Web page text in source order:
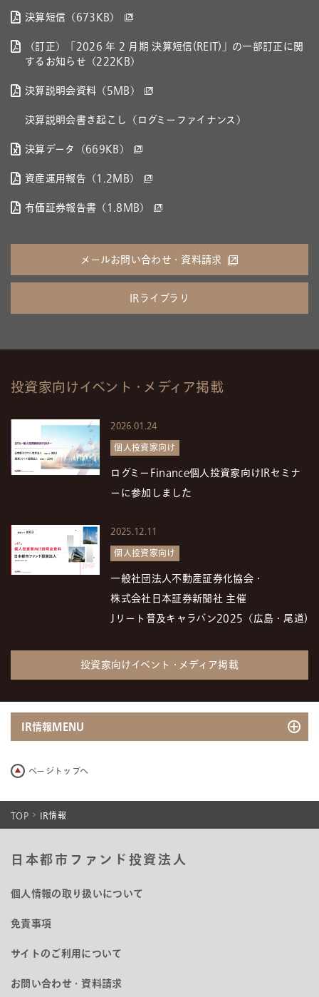
決算短信（673KB）
（訂正）「2026 年 2 月期 決算短信(REIT)」の一部訂正に関
するお知らせ（222KB）
決算説明会資料（5MB）
決算説明会書き起こし（ログミーファイナンス）
決算データ（669KB）
資産運用報告（1.2MB）
有価証券報告書（1.8MB）
メールお問い合わせ・資料請求
IRライブラリ
投資家向けイベント・メディア掲載
2026.01.24
個人投資家向け
ログミーFinance個人投資家向けIRセミナ
ーに参加しました
2025.12.11
個人投資家向け
一般社団法人不動産証券化協会・
株式会社日本証券新聞社 主催
Jリート普及キャラバン2025（広島・尾道)
投資家向けイベント・メディア掲載
IR情報MENU
IRライブラリ
有価証券届出書関連書類
発行登録書関連書類 （投資法人債券）
発行登録書関連書類 （投資証券）
不動産投資信託証券の発行者 等の運用体制等に関する報告
書
財務状況
財務ハイライト
負債の概要
借入金・投資法人債の状況
格付情報
投資口・各種手続
投資口及び主な投資主に関する情報
名義書換について
投資主総会
ページトップへ
TOP IR情報
日本都市ファンド投資法人
個人情報の取り扱いについて
免責事項
サイトのご利用について
お問い合わせ・資料請求